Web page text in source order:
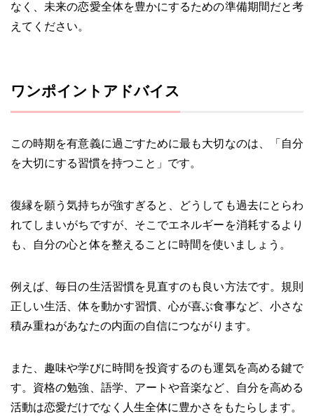
なく、未来の恋愛全体を豊かにするための準備期間だと考
えてください。
ワンポイントアドバイス
この時期を有意義に過ごすために最も大切なのは、「自分
を大切にする習慣を持つこと」です。
復縁を願う気持ちが強すぎると、どうしても過去にとらわ
れてしまいがちですが、そこでエネルギーを消耗するより
も、自分の心と体を整えることに時間を使いましょう。
例えば、毎日の生活習慣を見直すのも良い方法です。規則
正しい生活、体を動かす習慣、心が喜ぶ食事など、小さな
積み重ねがあなたの内面の自信につながります。
また、趣味や学びに時間を投資するのも運気を高める鍵で
す。資格の勉強、語学、アートや音楽など、自分を高める
活動は恋愛だけでなく人生全体に豊かさをもたらします。